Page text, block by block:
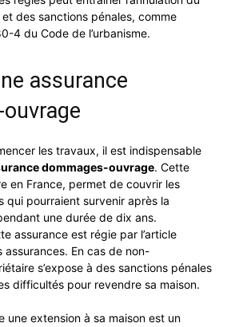
des sanctions pénales, comme
4 du Code de l’urbanisme.
assurance
les travaux, il est indispensable
dommages-ouvrage. Cette
en France, permet de couvrir les
qui pourraient survenir après la
une durée de dix ans.
assurance est régie par l’article
assurances. En cas de non-
s’expose à des sanctions pénales
difficultés pour revendre sa maison.
une extension à sa maison est un